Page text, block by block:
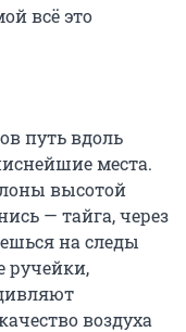
всё это
путь вдоль
места.
высотой
— тайга, через
на следы
ручейки,
воздуха